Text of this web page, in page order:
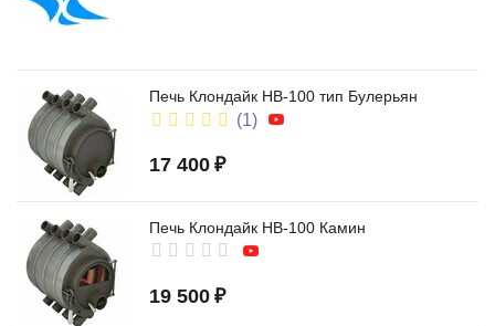
Печь Клондайк НВ-100 тип Булерьян
(1)
17 400 ₽
Печь Клондайк НВ-100 Камин
19 500 ₽